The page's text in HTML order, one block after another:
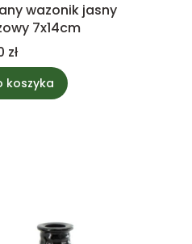
wazonik jasny
7x14cm
zł
koszyka